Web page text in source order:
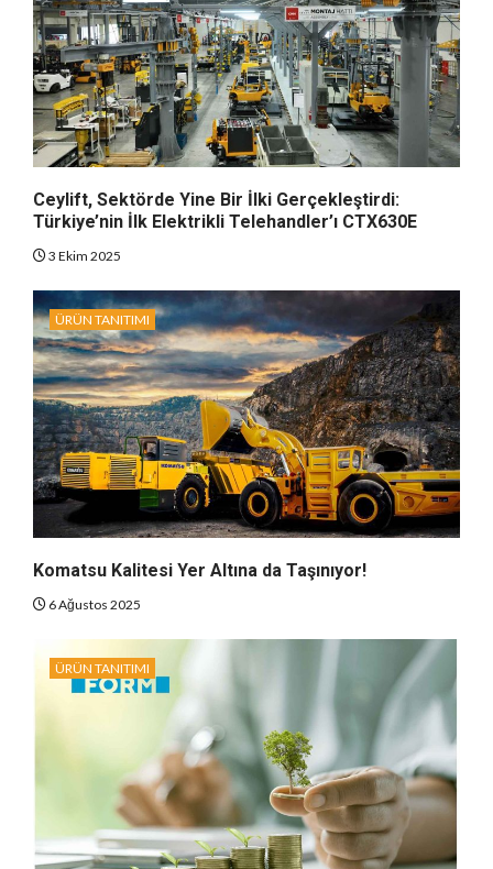
Ceylift, Sektörde Yine Bir İlki Gerçekleştirdi:
Türkiye’nin İlk Elektrikli Telehandler’ı CTX630E
3 Ekim 2025
ÜRÜN TANITIMI
Komatsu Kalitesi Yer Altına da Taşınıyor!
6 Ağustos 2025
ÜRÜN TANITIMI